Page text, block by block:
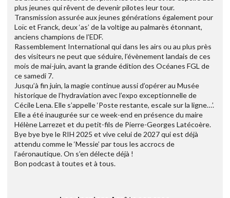
plus jeunes qui rêvent de devenir pilotes leur tour.
Transmission assurée aux jeunes générations également pour
Loïc et Franck, deux ‘as’ de la voltige au palmarès étonnant,
anciens champions de l’EDF.
Rassemblement International qui dans les airs ou au plus près
des visiteurs ne peut que séduire, l’évènement landais de ces
mois de mai-juin, avant la grande édition des Océanes FGL de
ce samedi 7.
Jusqu’à fin juin, la magie continue aussi d’opérer au Musée
historique de l’hydraviation avec l’expo exceptionnelle de
Cécile Lena. Elle s’appelle ‘Poste restante, escale sur la ligne…’.
Elle a été inaugurée sur ce week-end en présence du maire
Hélène Larrezet et du petit-fils de Pierre-Georges Latécoère.
Bye bye bye le RIH 2025 et vive celui de 2027 qui est déjà
attendu comme le ‘Messie’ par tous les accrocs de
l’aéronautique. On s’en délecte déjà !
Bon podcast à toutes et à tous.